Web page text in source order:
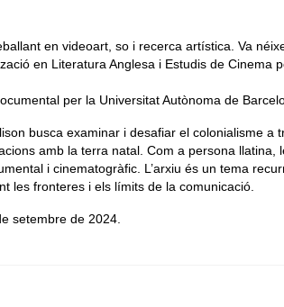
en videoart, so i recerca artística. Va
en Literatura Anglesa i Estudis de Cinema
per la Universitat Autònoma de
busca examinar i desafiar el colonialisme a
amb la terra natal. Com a persona llatina,
i cinematogràfic. L’arxiu és un tema
les fronteres i els límits de la comunicació.
setembre de 2024.